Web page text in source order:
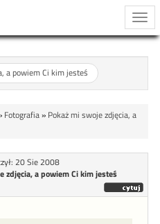
a powiem Ci kim jesteś
Fotografia» Pokaż mi swoje zdjęcia, a
20 Sie 2008
zdjęcia, a powiem Ci kim jesteś